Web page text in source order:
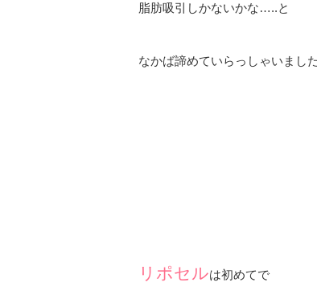
脂肪吸引しかないかな…..と
なかば諦めていらっしゃいました
リポセルは初めてで